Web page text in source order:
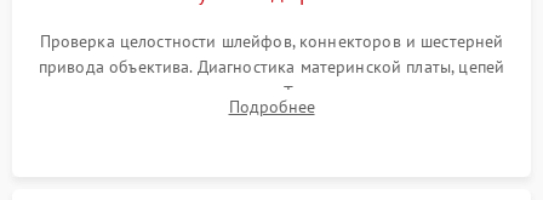
Проверка целостности шлейфов, коннекторов и шестерней
привода объектива. Диагностика материнской платы, цепей
питания и картоприемника. Тестирование механизма
затвора и блока внутрикамерной стабилизации.
Подробнее